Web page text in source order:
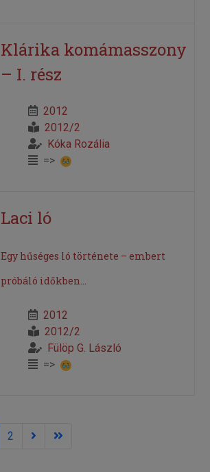
Klárika komámasszony
– I. rész
2012
2012/2
Kóka Rozália
=>
Laci ló
Egy hűséges ló története – embert
próbáló időkben...
2012
2012/2
Fülöp G. László
=>
2